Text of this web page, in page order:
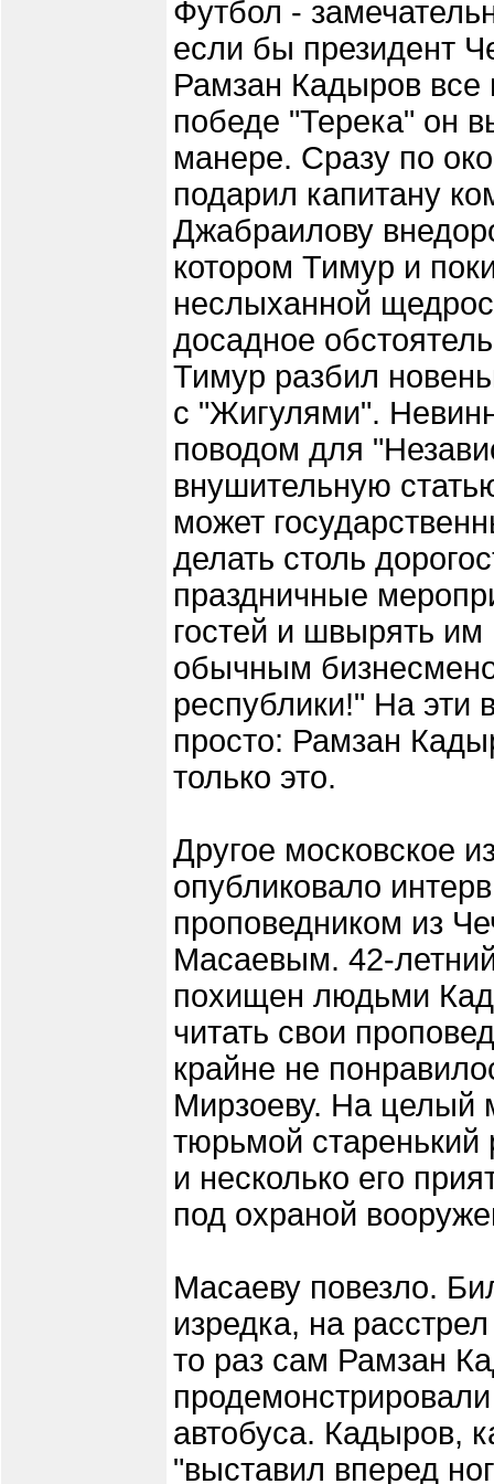
Футбол -
если бы президент
Рамзан Кадыров все
победе "Терека" он
манере. Сразу по
подарил капитану
Джабраилову
котором Тимур и
неслыханной
досадное
Тимур разбил
с "Жигулями".
поводом для
внушительную
может
делать столь
праздничные
гостей и швырять
обычным
республики!" На эти
просто: Рамзан
только это.
Другое московское
опубликовало
проповедником из
Масаевым. 42-
похищен людьми
читать свои
крайне не
Мирзоеву. На целый
тюрьмой старенький
и несколько его
под охраной
Масаеву повезло.
изредка, на
то раз сам Рамзан
автобуса. Кадыров,
"выставил вперед